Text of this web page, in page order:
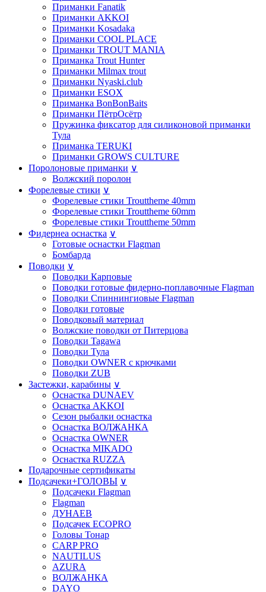
Приманки Fanatik
Приманки AKKOI
Приманки Kosadaka
Приманки COOL PLACE
Приманки TROUT MANIA
Приманка Trout Hunter
Приманки Milmax trout
Приманки Nyaski.club
Приманки ESOX
Приманка BonBonBaits
Приманки ПётрОсётр
Пружинка фиксатор для силиконовой приманки
Тула
Приманка TERUKI
Приманки GROWS CULTURE
Поролоновые приманки ∨
Волжский поролон
Форелевые стики ∨
Форелевые стики Trouttheme 40mm
Форелевые стики Trouttheme 60mm
Форелевые стики Trouttheme 50mm
Фидернеа оснастка ∨
Готовые оснастки Flagman
Бомбарда
Поводки ∨
Поводки Карповые
Поводки готовые фидерно-поплавочные Flagman
Поводки Спиннингиовые Flagman
Поводки готовые
Поводковый материал
Волжские поводки от Питерцова
Поводки Tagawa
Поводки Тула
Поводки OWNER с крючками
Поводки ZUB
Застежки, карабины ∨
Оснастка DUNAEV
Оснастка AKKOI
Сезон рыбалки оснастка
Оснастка ВОЛЖАНКА
Оснастка OWNER
Оснастка MIKADO
Оснастка RUZZA
Подарочные сертификаты
Подсачеки+ГОЛОВЫ ∨
Подсачеки Flagman
Flagman
ДУНАЕВ
Подсачек ECOPRO
Головы Тонар
CARP PRO
NAUTILUS
AZURA
ВОЛЖАНКА
DAYO